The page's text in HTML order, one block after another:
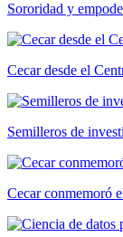
Sororidad y
Cecar desde el
Semilleros de
Cecar conmemoró